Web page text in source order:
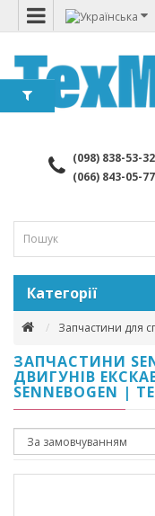
(098) 838-53-32
(066) 843-05-77
Категорії
Запчастини для
ЗАПЧАСТИНИ
ДВИГУНІВ
SENNEBOGEN |